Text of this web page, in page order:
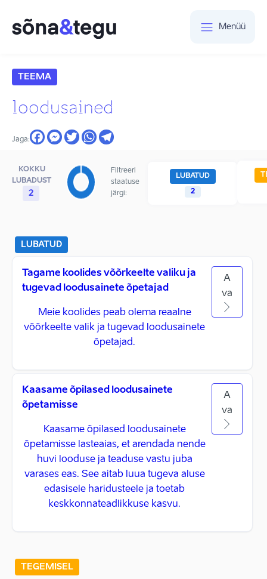
Menüü
TEEMA
loodusained
Jaga:
KOKKU
LUBADUST
2
Filtreeri
staatuse
järgi:
LUBATUD
2
LUBATUD
Tagame koolides võõrkeelte valiku ja
tugevad loodusainete õpetajad
Meie koolides peab olema reaalne
võõrkeelte valik ja tugevad loodusainete
õpetajad.
A
va
Kaasame õpilased loodusainete
õpetamisse
Kaasame õpilased loodusainete
õpetamisse lasteaias, et arendada nende
huvi looduse ja teaduse vastu juba
varases eas. See aitab luua tugeva aluse
edasisele haridusteele ja toetab
keskkonnateadlikkuse kasvu.
A
va
TEGEMISEL